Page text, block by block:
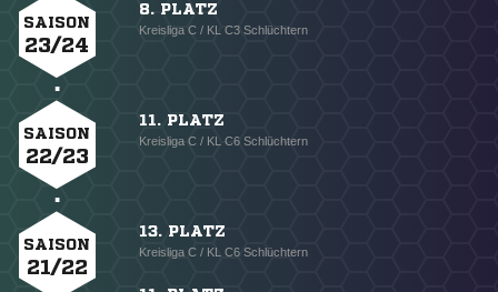
SAISON
23/24
8. PLATZ
Kreisliga C / KL C3 Schlüchtern
SAISON
22/23
11. PLATZ
Kreisliga C / KL C6 Schlüchtern
SAISON
21/22
13. PLATZ
Kreisliga C / KL C6 Schlüchtern